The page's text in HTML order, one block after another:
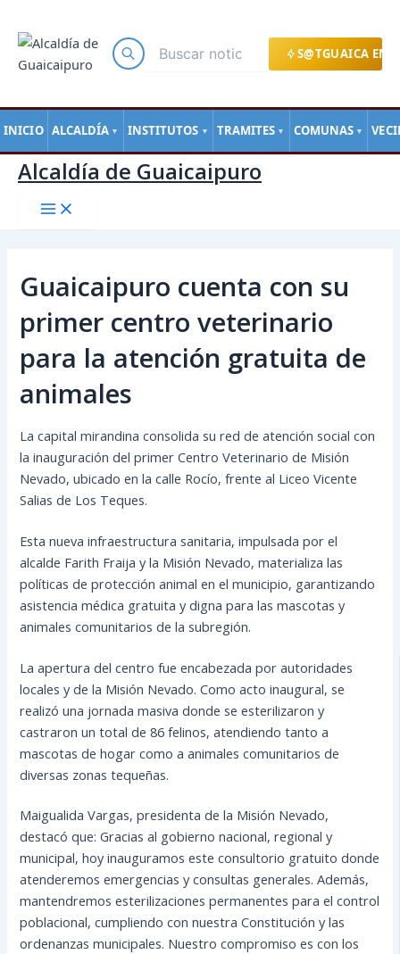
S@TGUAICA EN
INICIO ALCALDÍA ▼ INSTITUTOS ▼ TRAMITES ▼ COMUNAS ▼
contenido
Alcaldía de Guaicaipuro
Guaicaipuro cuenta con su
primer centro veterinario
para la atención gratuita de
animales
La capital mirandina consolida su red de atención social con
la inauguración del primer Centro Veterinario de Misión
Nevado, ubicado en la calle Rocío, frente al Liceo Vicente
Salias de Los Teques.
Esta nueva infraestructura sanitaria, impulsada por el
alcalde Farith Fraija y la Misión Nevado, materializa las
políticas de protección animal en el municipio, garantizando
asistencia médica gratuita y digna para las mascotas y
animales comunitarios de la subregión.
La apertura del centro fue encabezada por autoridades
locales y de la Misión Nevado. Como acto inaugural, se
realizó una jornada masiva donde se esterilizaron y
castraron un total de 86 felinos, atendiendo tanto a
mascotas de hogar como a animales comunitarios de
diversas zonas tequeñas.
Maigualida Vargas, presidenta de la Misión Nevado,
destacó que: Gracias al gobierno nacional, regional y
municipal, hoy inauguramos este consultorio gratuito donde
atenderemos emergencias y consultas generales. Además,
mantendremos esterilizaciones permanentes para el control
poblacional, cumpliendo con nuestra Constitución y las
ordenanzas municipales. Nuestro compromiso es con los
de
entradas